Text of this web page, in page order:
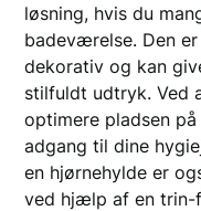
løsning, hvis du
badeværelse. Den
dekorativ og kan
stilfuldt udtryk. Ved
optimere pladsen
adgang til dine
en hjørnehylde er
ved hjælp af en trin-